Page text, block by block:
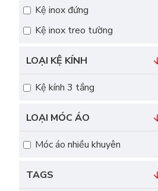
Giỏ đũa inox
Kệ bếp inox
Kệ inox
Kệ inox cho tủ bếp
Kệ inox đứng
Kệ inox treo tường
LOẠI KỆ KÍNH
Kệ kính 3 tầng
LOẠI MÓC ÁO
Móc áo nhiều khuyên
TAGS